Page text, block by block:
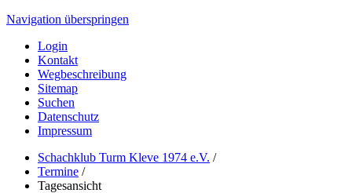
Navigation überspringen
Login
Kontakt
Wegbeschreibung
Sitemap
Suchen
Datenschutz
Impressum
Schachklub Turm Kleve 1974 e.V. /
Termine /
Tagesansicht